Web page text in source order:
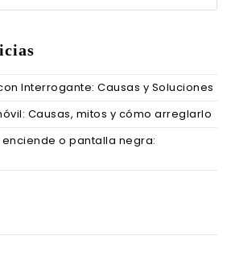
Interrogante: Causas y Soluciones
Causas, mitos y cómo arreglarlo
enciende o pantalla negra: